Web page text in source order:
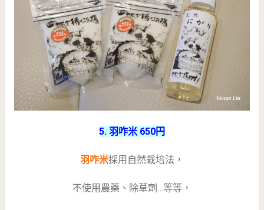
5. 羽咋米 650円
羽咋米採用自然栽培法，
不使用農藥、除草劑…等等，